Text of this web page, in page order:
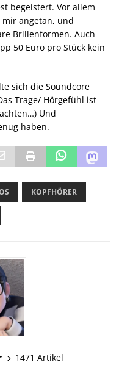
begeistert. Vor allem
angetan, und
Brillenformen. Auch
50 Euro pro Stück kein
sich die Soundcore
Trage/ Hörgefühl ist
Und
haben.
KOPFHÖRER
1471 Artikel